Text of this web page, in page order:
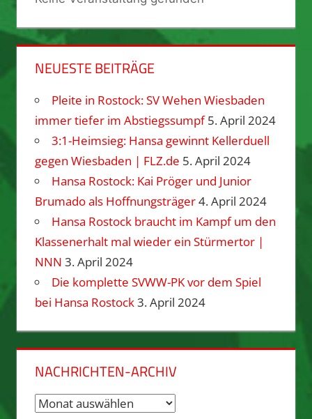
NEUESTE BEITRÄGE
Pleite in Rostock: SV Wehen Wiesbaden
immer tiefer im Abstiegssumpf 5. April 2024
3:1-Heimsieg: Hansa gewinnt Kellerduell
gegen Wiesbaden | FLZ.de 5. April 2024
Hansa Rostock: Kai Pröger und Junior
Brumado als Hoffnungsträger4. April 2024
Hansa Rostock braucht im Kampf um den
Klassenerhalt mal wieder ein Stürmertor |
NNN 3. April 2024
Die komplette SVWW-PK vor dem Spiel
bei Hansa Rostock3. April 2024
NACHRICHTEN-ARCHIV
Nachrichten-